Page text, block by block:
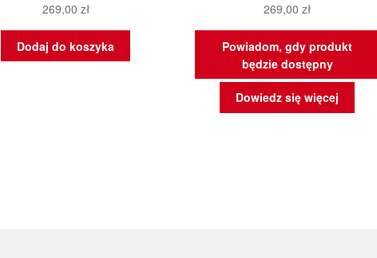
269,00 zł
Dodaj do koszyka
269,00zł
Powiadom, gdy produkt
będzie dostępny
Dowiedz się więcej